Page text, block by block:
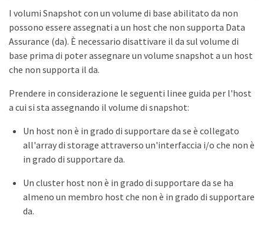
I volumi Snapshot con un volume di base abilitato da non
possono essere assegnati a un host che non supporta Data
Assurance (da). È necessario disattivare il da sul volume di
base prima di poter assegnare un volume snapshot a un host
che non supporta il da.
Prendere in considerazione le seguenti linee guida per l'host
a cui si sta assegnando il volume di snapshot:
Un host non è in grado di supportare da se è collegato
all'array di storage attraverso un'interfaccia i/o che non è
in grado di supportare da.
Un cluster host non è in grado di supportare da se ha
almeno un membro host che non è in grado di supportare
da.